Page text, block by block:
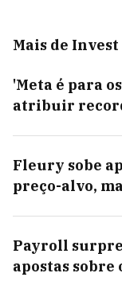
Mais de Invest
'Meta é para
atribuir
Fleury sobe
preço-alvo,
Payroll
apostas sobre